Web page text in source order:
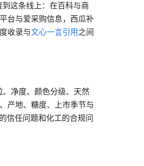
这条线上：在百科与商
台与爱采购信息，西瓜补
收录与文心一言引用 之间
净度、颜色分级、天然
产地、糖度、上市季节与
信任问题和化工的合规问